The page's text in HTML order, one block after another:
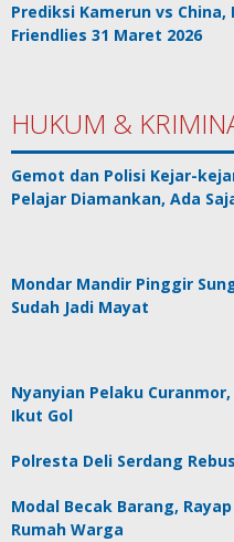
Prediksi Kamerun vs
Friendlies 31 Maret 2026
HUKUM &
Gemot dan Polisi Kejar-
Pelajar Diamankan, Ada
Mondar Mandir Pinggir
Sudah Jadi Mayat
Nyanyian Pelaku
Ikut Gol
Polresta Deli Serdang
Modal Becak Barang,
Rumah Warga